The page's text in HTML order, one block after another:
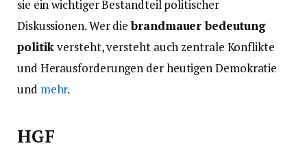
sie ein wichtiger Bestandteil politischer
Diskussionen. Wer diebrandmauer bedeutung
politikversteht, versteht auch zentrale Konflikte
und Herausforderungen der heutigen Demokratie
und mehr.
HGF